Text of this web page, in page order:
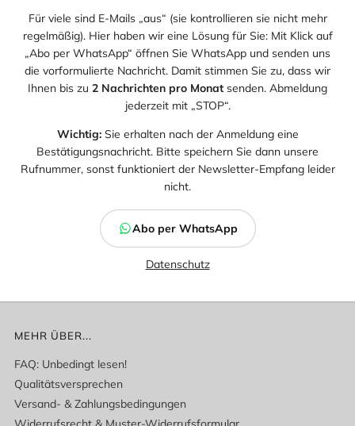
Für viele sind E-Mails „aus“ (sie kontrollieren sie nicht mehr
regelmäßig). Hier haben wir eine Lösung für Sie: Mit Klick auf
„Abo per WhatsApp“ öffnen Sie WhatsApp und senden uns
die vorformulierte Nachricht. Damit stimmen Sie zu, dass wir
Ihnen bis zu 2 Nachrichten pro Monat senden. Abmeldung
jederzeit mit „STOP“.
Wichtig:Sie erhalten nach der Anmeldung eine
Bestätigungsnachricht. Bitte speichern Sie dann unsere
Rufnummer, sonst funktioniert der Newsletter-Empfang leider
nicht.
Abo per WhatsApp
Datenschutz
MEHR ÜBER...
FAQ: Unbedingt lesen!
Qualitätsversprechen
Versand- & Zahlungsbedingungen